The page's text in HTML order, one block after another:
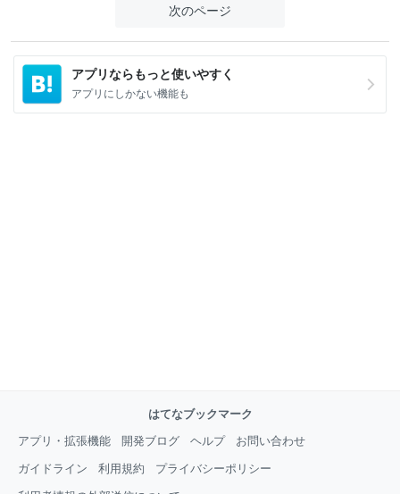
次のページ
アプリならもっと使いやすく
アプリにしかない機能も
はてなブックマーク
アプリ・拡張機能
開発ブログ ヘルプ お問い合わせ
ガイドライン 利用規約 プライバシーポリシー